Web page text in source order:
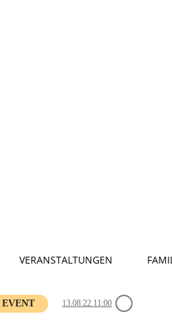
VERANSTALTUNGEN
EVENT 13.08.22 11:00